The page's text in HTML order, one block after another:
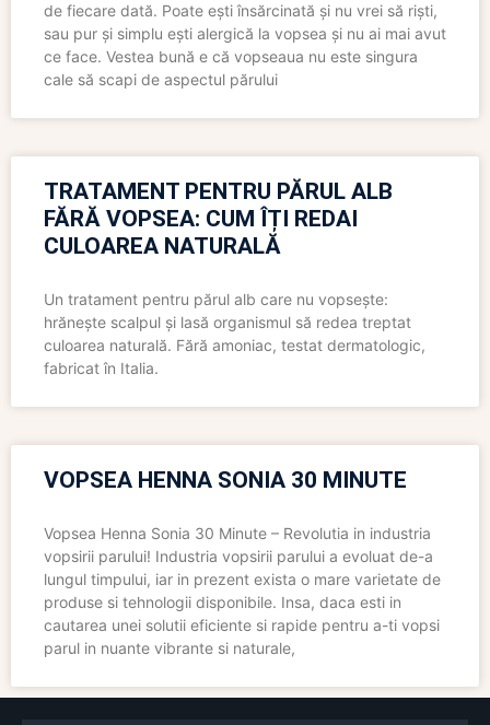
de fiecare dată. Poate ești însărcinată și nu vrei să riști,
sau pur și simplu ești alergică la vopsea și nu ai mai avut
ce face. Vestea bună e că vopseaua nu este singura
cale să scapi de aspectul părului
TRATAMENT PENTRU PĂRUL ALB
FĂRĂ VOPSEA: CUM ÎȚI REDAI
CULOAREA NATURALĂ
Un tratament pentru părul alb care nu vopsește:
hrănește scalpul și lasă organismul să redea treptat
culoarea naturală. Fără amoniac, testat dermatologic,
fabricat în Italia.
VOPSEA HENNA SONIA 30 MINUTE
Vopsea Henna Sonia 30 Minute – Revolutia in industria
vopsirii parului! Industria vopsirii parului a evoluat de-a
lungul timpului, iar in prezent exista o mare varietate de
produse si tehnologii disponibile. Insa, daca esti in
cautarea unei solutii eficiente si rapide pentru a-ti vopsi
parul in nuante vibrante si naturale,